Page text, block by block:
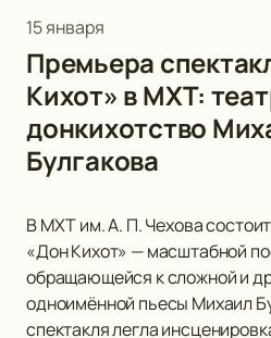
15 января
Премьера
Кихот» в МХТ:
донкихотство
Булгакова
В МХТ им. А. П. Чехова
«Дон Кихот» — масштабной
обращающейся к сложной и
одноимённой пьесы Михаил
спектакля легла